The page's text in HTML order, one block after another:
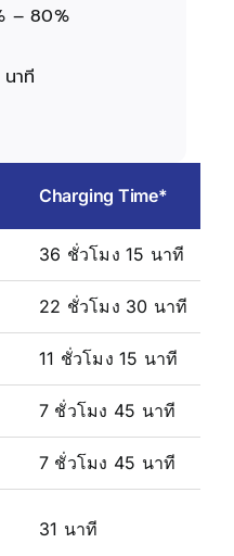
– 80%
นาที
Charging Time*
36 ชั่วโมง 15 นาที
22 ชั่วโมง 30 นาที
11 ชั่วโมง 15 นาที
7 ชั่วโมง 45 นาที
7 ชั่วโมง 45 นาที
31 นาที